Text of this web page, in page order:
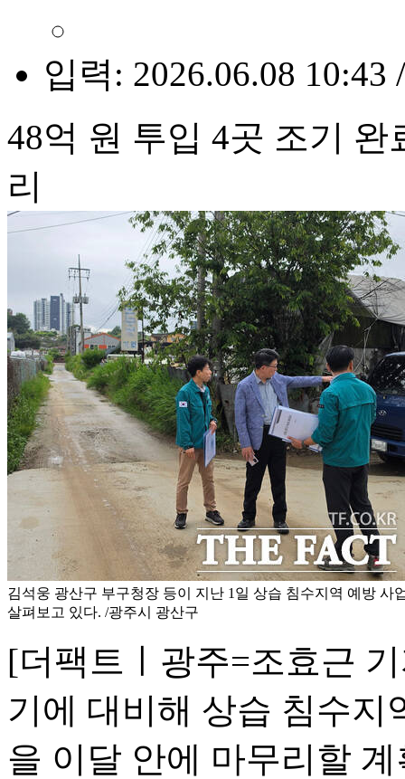
입력: 2026.06.08 10:43
48억 원 투입 4곳 조기
리
김석웅 광산구 부구청장 등이 지난 1일 상습 침수지역 예방 사
살펴보고 있다. /광주시 광산구
[더팩트ㅣ광주=조효근
기에 대비해 상습 침수지
을 이달 안에 마무리할